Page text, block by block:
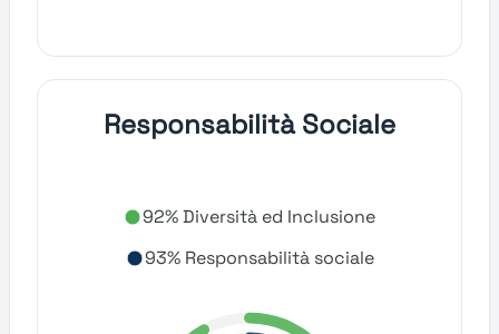
Responsabilità Sociale
92% Diversità ed Inclusione
93% Responsabilità sociale